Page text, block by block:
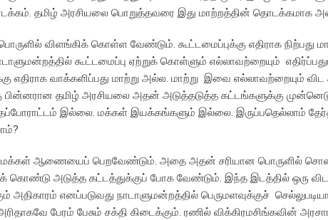
தமிழ் அரசியலை பொறுத்தவரை இது மாற்றத்தின் தொடக்கமாக
விளங்கிக் கொள்ள வேண்டும். கூட்டமைப்புக்கு எதிராக நிற்பது
கூட்டமைப்பு ஏற்றுக் கொள்ளும் எல்லாவற்றையும்
எதிராக வாக்களிப்பது மாற்று அல்ல. மாற்று இவை எல்லாவற்றையும் விட
பின்னரான தமிழ் அரசியலை அதன் அடுத்தடுத்த கட்டங்களுக்கு
இல்லை. மக்கள் இயக்கங்களும் இல்லை. இருப்பதெல்லாம்
மக்கள் ஆணையைப் பெறவேண்டும். அதை அதன் சரியான பொருளில்
அடுத்த கட்டத்துக்குப் போக வேண்டும். இந்த இடத்தில் ஒரு
அதிகாரம் எனப்படுவது நாடாளுமன்றத்தில் பெருமளவுக்குச்
பேரம் பேசும் சக்தி கிடைக்கும். ரணில் விக்கிரமசிங்கவின்